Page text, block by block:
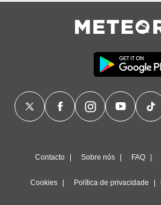
Contacto Sobre nós FAQ
Cookies Política de privacidade